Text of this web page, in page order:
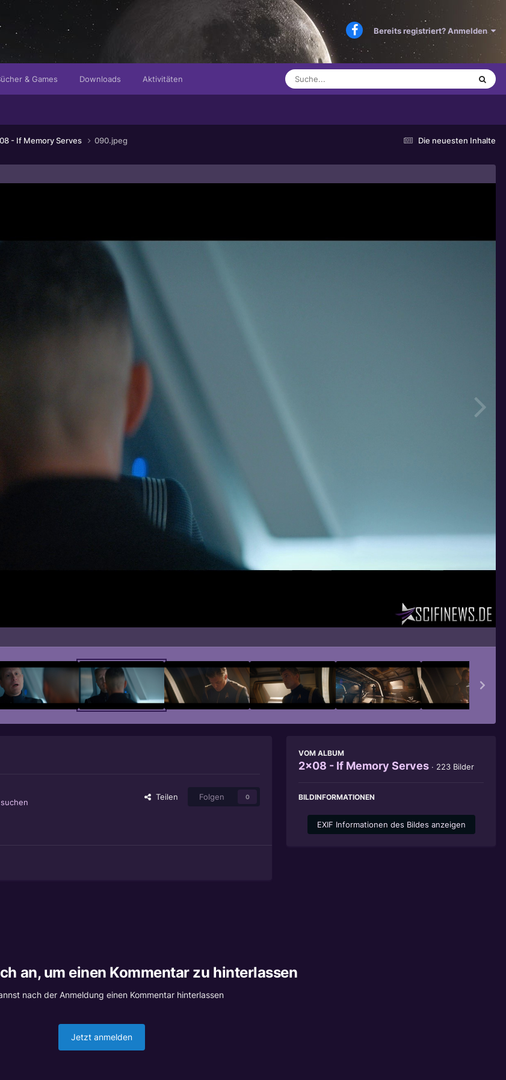
Bereits registriert? Anmelden
& Games Downloads Aktivitäten
Die neuesten Inhalte
- If Memory Serves 090.jpeg
Teilen Folgen 0
VOM ALBUM
2x08 - If Memory Serves · 223 Bilder
BILDINFORMATIONEN
EXIF Informationen des Bildes anzeigen
an, um einen Kommentar zu hinterlassen
nach der Anmeldung einen Kommentar hinterlassen
Jetzt anmelden